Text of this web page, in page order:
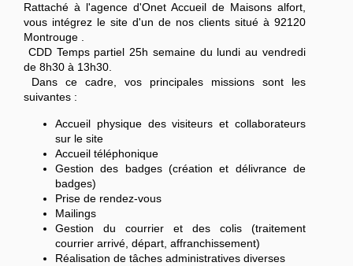
Rattaché à l'agence d'Onet Accueil de Maisons alfort,
vous intégrez le site d'un de nos clients situé à 92120
Montrouge .
CDD Temps partiel 25h semaine du lundi au vendredi
de 8h30 à 13h30.
Dans ce cadre, vos principales missions sont les
suivantes :
Accueil physique des visiteurs et collaborateurs
sur le site
Accueil téléphonique
Gestion des badges (création et délivrance de
badges)
Prise de rendez-vous
Mailings
Gestion du courrier et des colis (traitement
courrier arrivé, départ, affranchissement)
Réalisation de tâches administratives diverses